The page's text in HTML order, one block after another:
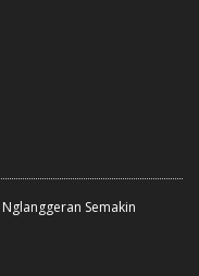
Semakin